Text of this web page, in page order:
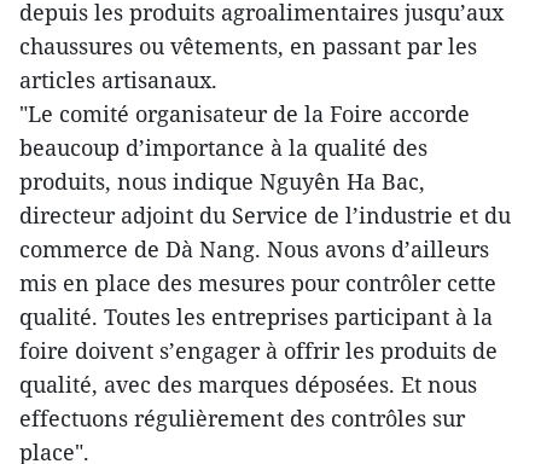
depuis les produits agroalimentaires jusqu’aux
chaussures ou vêtements, en passant par les
articles artisanaux.
"Le comité organisateur de la Foire accorde
beaucoup d’importance à la qualité des
produits, nous indique Nguyên Ha Bac,
directeur adjoint du Service de l’industrie et du
commerce de Dà Nang. Nous avons d’ailleurs
mis en place des mesures pour contrôler cette
qualité. Toutes les entreprises participant à la
foire doivent s’engager à offrir les produits de
qualité, avec des marques déposées. Et nous
effectuons régulièrement des contrôles sur
place".